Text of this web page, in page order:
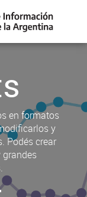
en formatos
y
Podés crear